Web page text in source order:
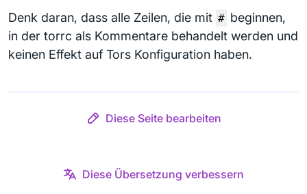
Denk daran, dass alle Zeilen, die mit # beginnen,
in der torrc als Kommentare behandelt werden und
keinen Effekt auf Tors Konfiguration haben.
Diese Seite bearbeiten
Diese Übersetzung verbessern